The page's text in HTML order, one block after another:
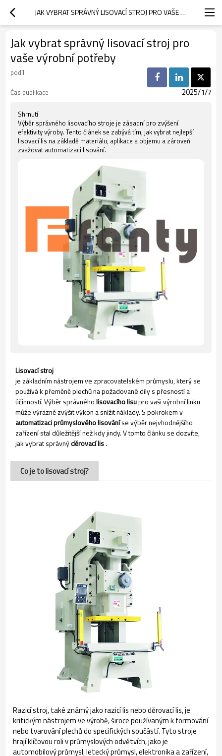
JAK VYBRAT SPRÁVNÝ LISOVACÍ STROJ PRO VAŠE VÝROBNÍ POTŘEBY
Jak vybrat správný lisovací stroj pro
vaše výrobní potřeby
podíl
Čas publikace
2025/1/7
Shrnutí
Výběr správného lisovacího stroje je zásadní pro zvýšení
efektivity výroby. Tento článek se zabývá tím, jak vybrat nejlepší
lisovací lis na základě materiálu, aplikace a objemu a zároveň
zvažovat automatizaci lisování.
Lisovací stroj
je základním nástrojem ve zpracovatelském průmyslu, který se
používá k přeměně plechů na požadované díly s přesností a
účinností. Výběr správnéholisovacího lisupro vaši výrobní linku
může výrazně zvýšit výkon a snížit náklady. S pokrokem v
automatizaci průmyslového lisováníse výběr nejvhodnějšího
zařízení stal důležitější než kdy jindy. V tomto článku se dozvíte,
jak vybrat správnýděrovací lis.
Co je to lisovací stroj?
Razicí stroj, také známý jako razicí lis nebo děrovací lis, je
kritickým nástrojem ve výrobě, široce používaným k formování
nebo tvarování plechů do specifických součástí. Tyto stroje
hrají klíčovou roli v průmyslových odvětvích, jako je
automobilový průmysl, letecký průmysl, elektronika a zařízení,